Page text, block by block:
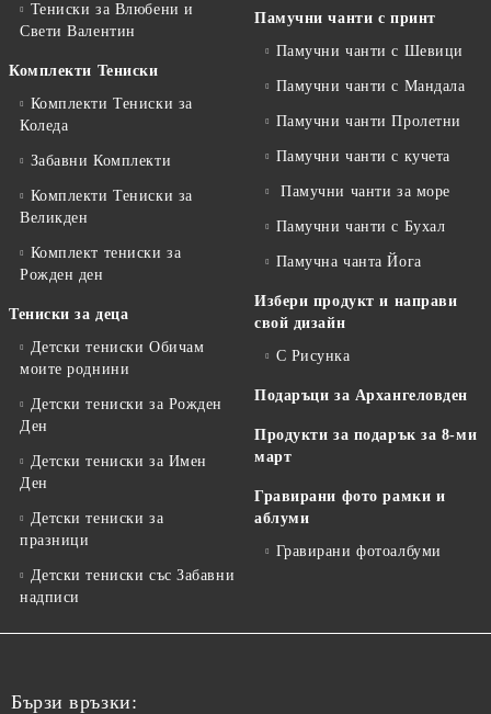
Тениски за Влюбени и
Свети Валентин
Комплекти Тениски
Комплекти Тениски за
Коледа
Забавни Комплекти
Комплекти Тениски за
Великден
Комплект тениски за
Рожден ден
Тениски за деца
Детски тениски Обичам
моите роднини
Детски тениски за Рожден
Ден
Детски тениски за Имен
Ден
Детски тениски за
празници
Детски тениски със Забавни
надписи
Памучни чанти с принт
Памучни чанти с Шевици
Памучни чанти с Мандала
Памучни чанти Пролетни
Памучни чанти с кучета
Памучни чанти за море
Памучни чанти с Бухал
Памучна чанта Йога
Избери продукт и направи
свой дизайн
С Рисунка
Подаръци за Архангеловден
Продукти за подарък за 8-ми
март
Гравирани фото рамки и
аблуми
Гравирани фотоалбуми
Бързи връзки: